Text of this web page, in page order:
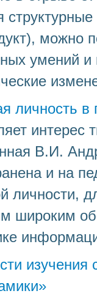
можно
умений и
личность в
интерес
В.И.
и на
личности,
широким